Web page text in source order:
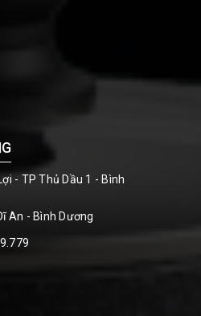
- TP Thủ Dầu 1 - Bình
An - Bình Dương